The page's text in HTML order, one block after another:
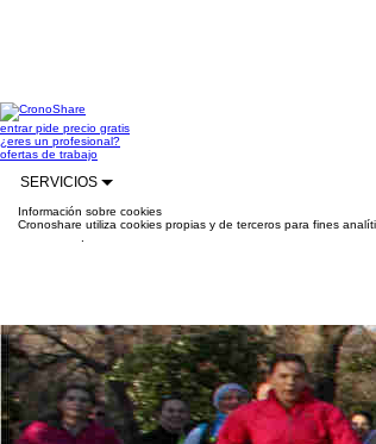
entrarpide precio gratis
¿eres un profesional?
ofertas de trabajo
SERVICIOS
Información sobre cookies
Cronoshare utiliza cookies propias y de terceros para fines